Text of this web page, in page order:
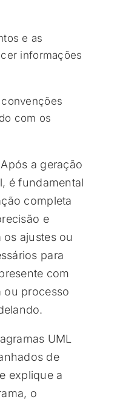
e as
informações
com os
Após a geração
é fundamental
completa
e
ajustes ou
para
com
ou processo
UML
de
explique a
o